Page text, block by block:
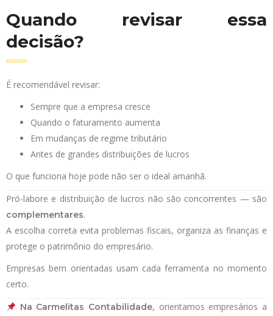
Quando revisar essa
decisão?
É recomendável revisar:
Sempre que a empresa cresce
Quando o faturamento aumenta
Em mudanças de regime tributário
Antes de grandes distribuições de lucros
O que funciona hoje pode não ser o ideal amanhã.
Pró-labore e distribuição de lucros não são concorrentes — são
complementares.
A escolha correta evita problemas fiscais, organiza as finanças e
protege o patrimônio do empresário.
Empresas bem orientadas usam cada ferramenta no momento
certo.
Na Carmelitas Contabilidade, orientamos empresários a